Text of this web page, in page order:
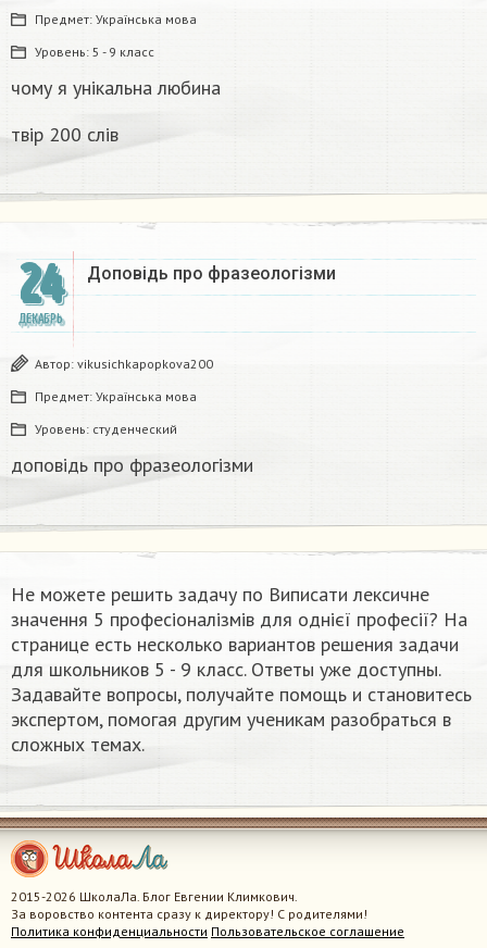
Предмет: Українська мова
Уровень: 5 - 9 класс
чому я унікальна любина
твір 200 слів
24
ДЕКАБРЬ
Доповідь про фразеологізми ​
Автор: vikusichkapopkova200
Предмет: Українська мова
Уровень: студенческий
доповідь про фразеологізми ​
Не можете решить задачу по Виписати лексичне
значення 5 професіоналізмів для однієї професії? На
странице есть несколько вариантов решения задачи
для школьников 5 - 9 класс. Ответы уже доступны.
Задавайте вопросы, получайте помощь и становитесь
экспертом, помогая другим ученикам разобраться в
сложных темах.
2015-2026 ШколаЛа. Блог Евгении Климкович.
За воровство контента сразу к директору! С родителями!
Политика конфиденциальности Пользовательское соглашение